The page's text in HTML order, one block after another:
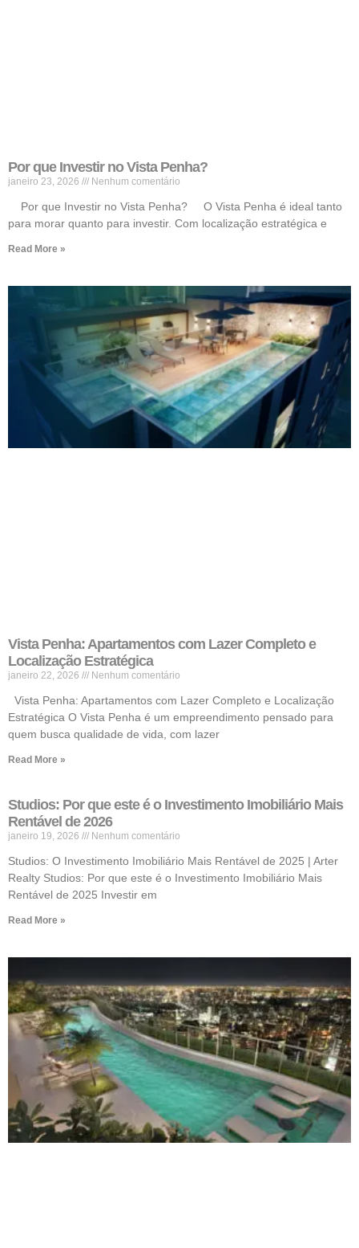
Por que Investir no Vista Penha?
janeiro 23, 2026 Nenhum comentário
Por que Investir no Vista Penha? O Vista Penha é ideal tanto
para morar quanto para investir. Com localização estratégica e
Read More »
Vista Penha: Apartamentos com Lazer Completo e
Localização Estratégica
janeiro 22, 2026 Nenhum comentário
Vista Penha: Apartamentos com Lazer Completo e Localização
Estratégica O Vista Penha é um empreendimento pensado para
quem busca qualidade de vida, com lazer
Read More »
Studios: Por que este é o Investimento Imobiliário Mais
Rentável de 2026
janeiro 19, 2026 Nenhum comentário
Studios: O Investimento Imobiliário Mais Rentável de 2025 | Arter
Realty Studios: Por que este é o Investimento Imobiliário Mais
Rentável de 2025 Investir em
Read More »